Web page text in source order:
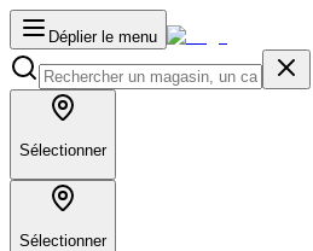
Déplier le menu
Sélectionner
Sélectionner